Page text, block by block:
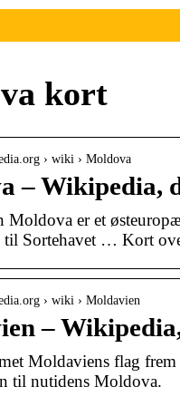
kort
› wiki › Moldova
– Wikipedia,
Moldova er et
til Sortehavet … Kort
› wiki › Moldavien
–
Moldaviens flag
til nutidens Moldova.